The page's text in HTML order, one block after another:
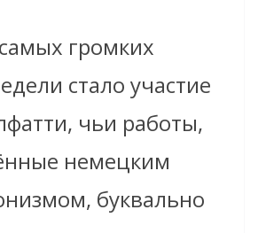
громких
стало участие
чьи работы,
немецким
буквально